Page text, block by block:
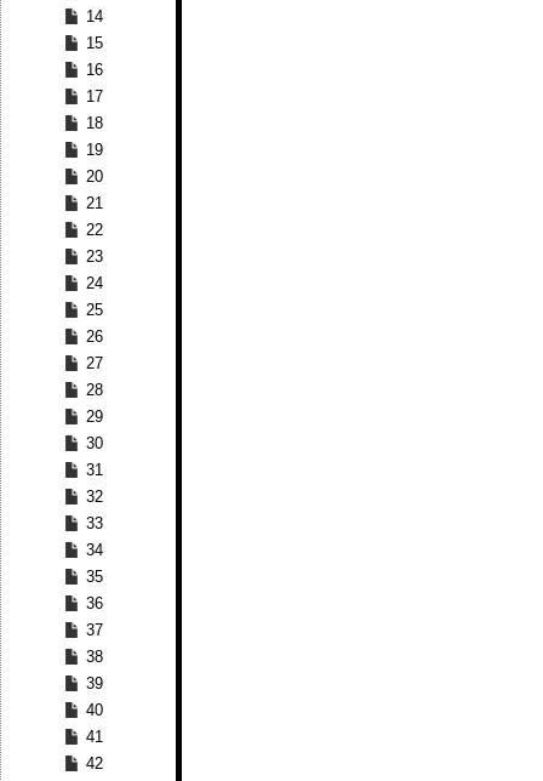
14
15
16
17
18
19
20
21
22
23
24
25
26
27
28
29
30
31
32
33
34
35
36
37
38
39
40
41
42